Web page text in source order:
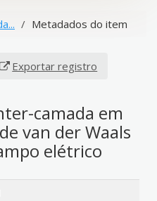
Metadados do item
Exportar registro
camada em
van der Waals
elétrico